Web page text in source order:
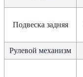
Подвеска задняя
Рулевой механизм